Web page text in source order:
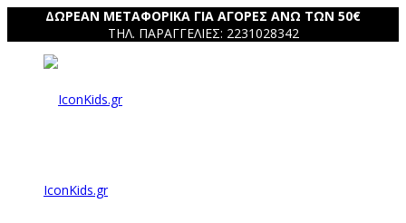
ΔΩΡΕΑΝ ΜΕΤΑΦΟΡΙΚΑ ΓΙΑ ΑΓΟΡΕΣ ΑΝΩ ΤΩΝ 50€
ΤΗΛ. ΠΑΡΑΓΓΕΛΙΕΣ: 2231028342
IconKids.gr